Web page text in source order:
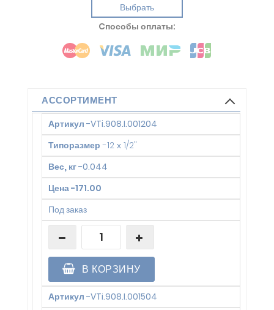
Выбрать
Cпособы оплаты:
АССОРТИМЕНТ
Артикул -VTi.908.I.001204
Типоразмер -12 х 1/2"
Вес, кг-0.044
Цена-171.00
Под заказ
В КОРЗИНУ
Артикул -VTi.908.I.001504